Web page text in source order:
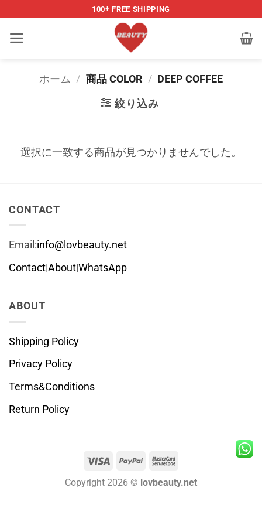
content
100+ FREE SHIPPING
ホーム / 商品 COLOR / DEEP COFFEE
絞り込み
選択に一致する商品が見つかりませんでした。
CONTACT
Email:info@lovbeauty.net
Contact|About|WhatsApp
ABOUT
Shipping Policy
Privacy Policy
Terms&Conditions
Return Policy
Visa PayPal MasterCard
Copyright 2026 © lovbeauty.net